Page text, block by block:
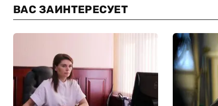
ВАС ЗАИНТЕРЕСУЕТ